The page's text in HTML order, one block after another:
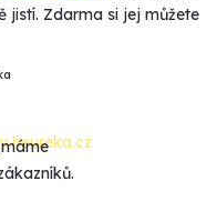
jistí. Zdarma si jej můžete